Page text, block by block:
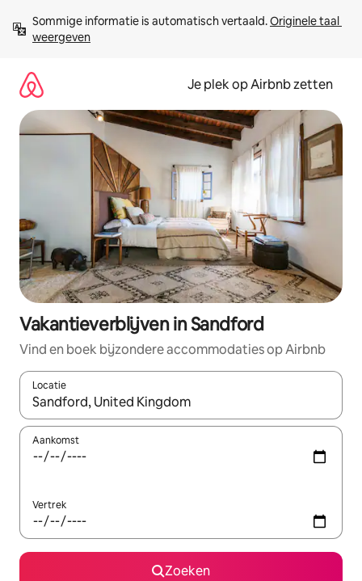
direct
naar
Sommige informatie is automatisch vertaald. Originele taal
weergeven
Je plek op Airbnb zetten
Vakantieverblijven in Sandford
Vind en boek bijzondere accommodaties op Airbnb
Locatie
Wanneer er resultaten beschikbaar zijn, maak je een keuze
Aankomst
Vertrek
Zoeken